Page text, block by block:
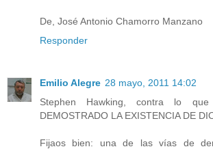
De, José Antonio Chamorro Manzano
Responder
Emilio Alegre 28 mayo, 2011 14:02
Stephen Hawking, contra lo
DEMOSTRADO LA EXISTENCIA DE
Fijaos bien: una de las vías de